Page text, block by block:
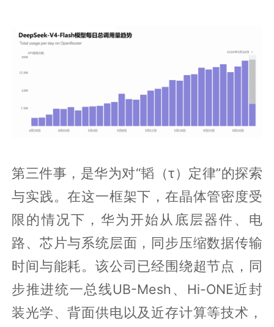
第三件事，是华为对“韬（τ）定律”的探索
与实践。在这一框架下，在晶体管密度受
限的情况下，华为开始从底层器件、电
路、芯片与系统层面，同步压缩数据传输
时间与能耗。该公司已经围绕超节点，同
步推进统一总线UB-Mesh、Hi-ONE近封
装光学、背面供电以及近存计算等技术，